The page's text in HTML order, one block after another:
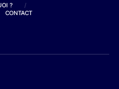
?
/
CONTACT